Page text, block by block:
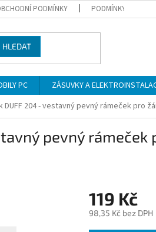
PODMÍNKY PODMÍNKY
HLEDAT
PC
ZÁSUVKY A
DUFF 204 - vestavný pevný rámeček pro
pevný
119 Kč
98,35 Kč bez DPH
Měrná